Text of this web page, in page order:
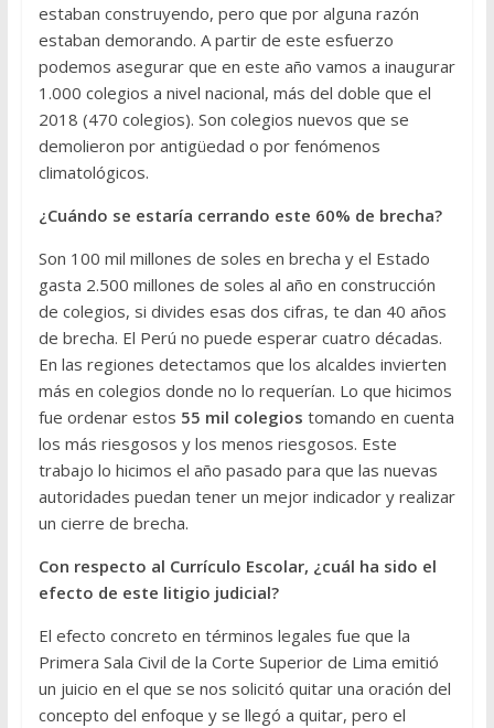
estaban construyendo, pero que por alguna razón
estaban demorando. A partir de este esfuerzo
podemos asegurar que en este año vamos a inaugurar
1.000 colegios a nivel nacional, más del doble que el
2018 (470 colegios). Son colegios nuevos que se
demolieron por antigüedad o por fenómenos
climatológicos.
¿Cuándo se estaría cerrando este 60% de brecha?
Son 100 mil millones de soles en brecha y el Estado
gasta 2.500 millones de soles al año en construcción
de colegios, si divides esas dos cifras, te dan 40 años
de brecha. El Perú no puede esperar cuatro décadas.
En las regiones detectamos que los alcaldes invierten
más en colegios donde no lo requerían. Lo que hicimos
fue ordenar estos 55 mil colegios tomando en cuenta
los más riesgosos y los menos riesgosos. Este
trabajo lo hicimos el año pasado para que las nuevas
autoridades puedan tener un mejor indicador y realizar
un cierre de brecha.
Con respecto al Currículo Escolar, ¿cuál ha sido el
efecto de este litigio judicial?
El efecto concreto en términos legales fue que la
Primera Sala Civil de la Corte Superior de Lima emitió
un juicio en el que se nos solicitó quitar una oración del
concepto del enfoque y se llegó a quitar, pero el